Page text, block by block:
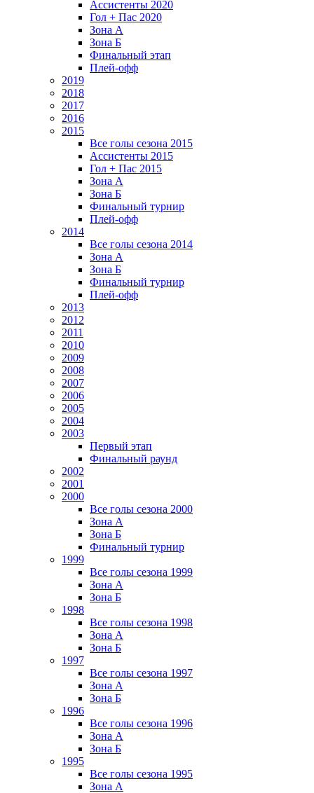
Ассистенты 2020
Гол + Пас 2020
Зона А
Зона Б
Финальный этап
Плей-офф
2019
2018
2017
2016
2015
Все голы сезона 2015
Ассистенты 2015
Гол + Пас 2015
Зона А
Зона Б
Финальный турнир
Плей-офф
2014
Все голы сезона 2014
Зона А
Зона Б
Финальный турнир
Плей-офф
2013
2012
2011
2010
2009
2008
2007
2006
2005
2004
2003
Первый этап
Финальный раунд
2002
2001
2000
Все голы сезона 2000
Зона А
Зона Б
Финальный турнир
1999
Все голы сезона 1999
Зона А
Зона Б
1998
Все голы сезона 1998
Зона А
Зона Б
1997
Все голы сезона 1997
Зона А
Зона Б
1996
Все голы сезона 1996
Зона А
Зона Б
1995
Все голы сезона 1995
Зона А